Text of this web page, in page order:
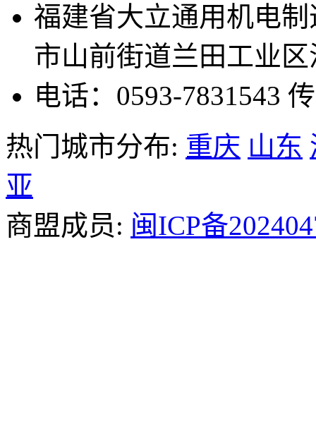
福建省大立通用机电
市山前街道兰田工业
电话：0593-7831543
热门城市分布: 重庆 山东
亚
商盟成员: 闽ICP备